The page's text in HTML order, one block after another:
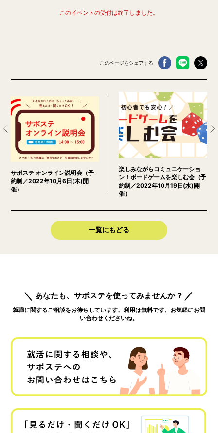
このイベントの受付は終了しました。
このページをシェアする
サポステ オンライン説明会（予
約制／2022年10月6日(木)開
催）
楽しみながらコミュニケーショ
ン！ボードゲームを楽しむ会（予
約制／2022年10月19日(水)開
催）
一覧にもどる
あなたも、サポステを使ってみませんか？
就職に関するご相談をお待ちしています。利用は無料です。お気軽にお問
い合わせくださいね。